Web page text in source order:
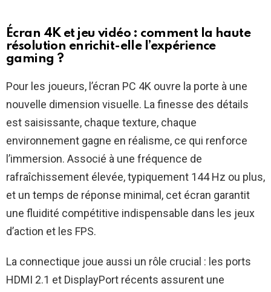
Écran 4K et jeu vidéo : comment la haute
résolution enrichit-elle l’expérience
gaming ?
Pour les joueurs, l’écran PC 4K ouvre la porte à une
nouvelle dimension visuelle. La finesse des détails
est saisissante, chaque texture, chaque
environnement gagne en réalisme, ce qui renforce
l’immersion. Associé à une fréquence de
rafraîchissement élevée, typiquement 144 Hz ou plus,
et un temps de réponse minimal, cet écran garantit
une fluidité compétitive indispensable dans les jeux
d’action et les FPS.
La connectique joue aussi un rôle crucial : les ports
HDMI 2.1 et DisplayPort récents assurent une